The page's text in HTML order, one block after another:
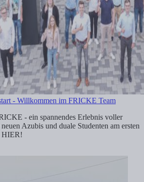
- Willkommen im FRICKE Team
- ein spannendes Erlebnis voller
Azubis und duale Studenten am ersten
HIER!